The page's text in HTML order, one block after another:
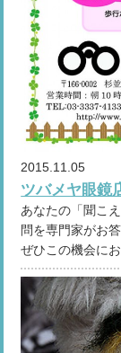
2015.11.05
ツバメヤ眼鏡
あなたの「聞こ
問を専門家がお
ぜひこの機会に